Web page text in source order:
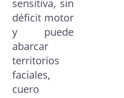
sensitiva, sin
déficit motor
y puede
abarcar
territorios
faciales,
cuero